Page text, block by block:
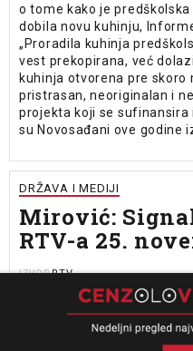
o tome kako je
dobila novu kuhinju,
„Proradila kuhinja
vest prekopirana, već
kuhinja otvorena pre skoro
pristrasan, neoriginalan i
projekta koji se sufinansira
su Novosađani ove godine
DRŽAVA I MEDIJI
Mirović:
RTV-a 25.
IZVOR RTV
Govoreći o kapitalnim
realizaciji zajedno